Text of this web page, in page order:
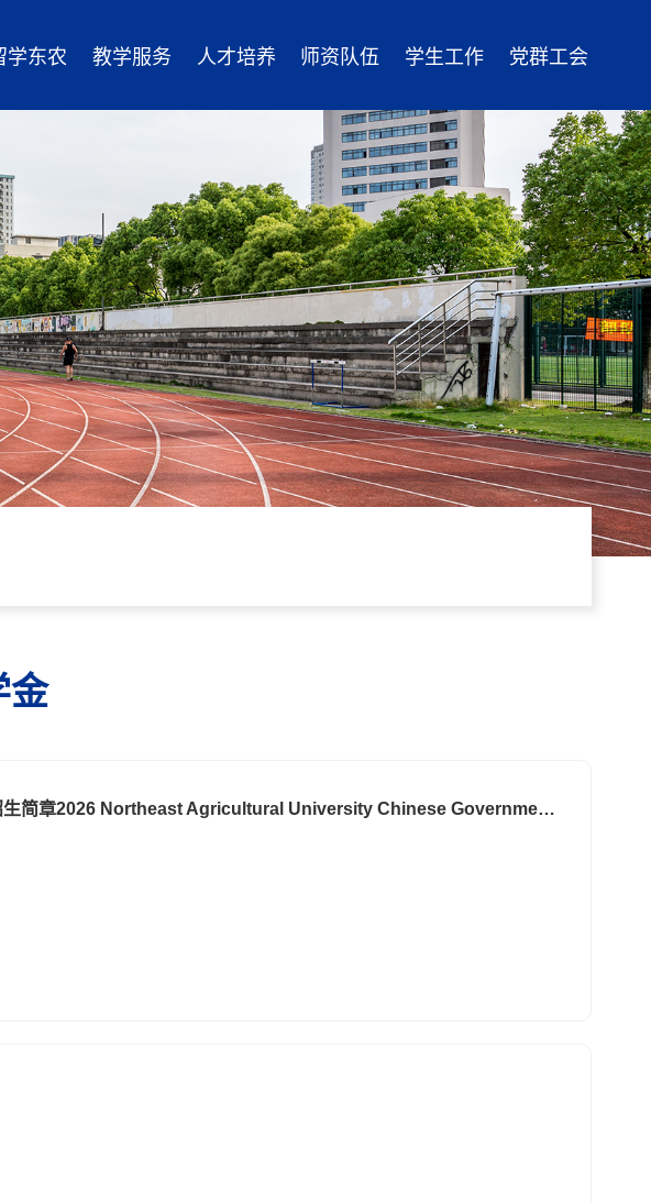
学东农 教学服务 人才培养 师资队伍 学生工作 党群工会
金
2026年东北农业大学中国政府奖学金“高水平研究生项目”招生简章2026 Northeast Agricultural University Chinese Government Scholarship High-Level Postgraduate Students’ Program Admission Brochure